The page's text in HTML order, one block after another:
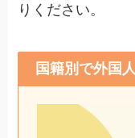
りください。
国籍別で外国